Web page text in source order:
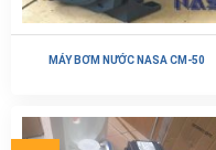
MÁY BƠM NƯỚC NASA CM-50